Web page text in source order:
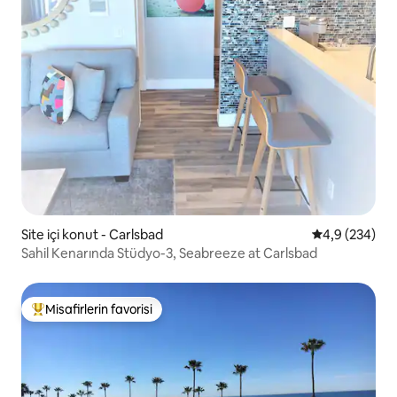
Site içi konut - Carlsbad 5 üzerinden
4,9 (234)
Sahil Kenarında Stüdyo-3, Seabreeze at Carlsbad
Misafirlerin favorilerinden en beğenilenler arasında
Misafirlerin favorisi